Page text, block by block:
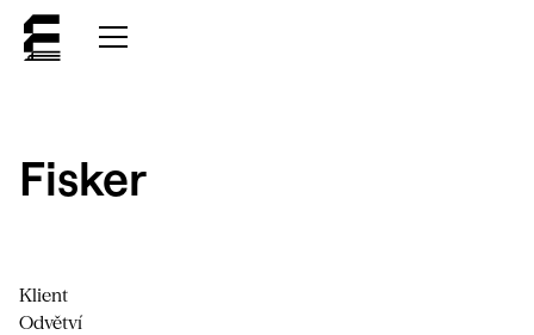
Fisker
Klient
Odvětví